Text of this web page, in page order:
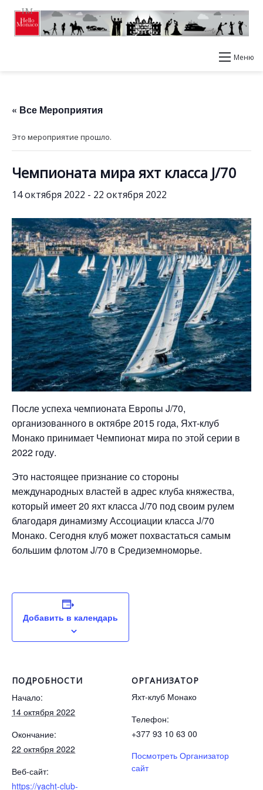
Меню
« Все Мероприятия
Это мероприятие прошло.
Чемпионата мира яхт класса J/70
14 октября 2022 - 22 октября 2022
После успеха чемпионата Европы J/70,
организованного в октябре 2015 года, Яхт-клуб
Монако принимает Чемпионат мира по этой серии в
2022 году.
Это настоящее признание со стороны
международных властей в адрес клуба княжества,
который имеет 20 яхт класса J/70 под своим рулем
благодаря динамизму Ассоциации класса J/70
Монако. Сегодня клуб может похвастаться самым
большим флотом J/70 в Средиземноморье.
Добавить в календарь
ПОДРОБНОСТИ
Начало:
14 октября 2022
Окончание:
22 октября 2022
Веб-сайт:
https://yacht-club-
ОРГАНИЗАТОР
Яхт-клуб Монако
Телефон:
+377 93 10 63 00
Посмотреть Организатор
сайт